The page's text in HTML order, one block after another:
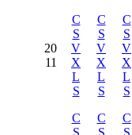
20
11
C
S
V
X
L
S
C
S
V
X
L
S
C
S
V
X
L
S
C
S
C
S
C
S